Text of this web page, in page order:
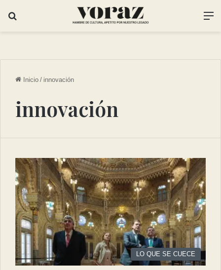
Inicio / innovación
innovación
LO QUE SE CUECE